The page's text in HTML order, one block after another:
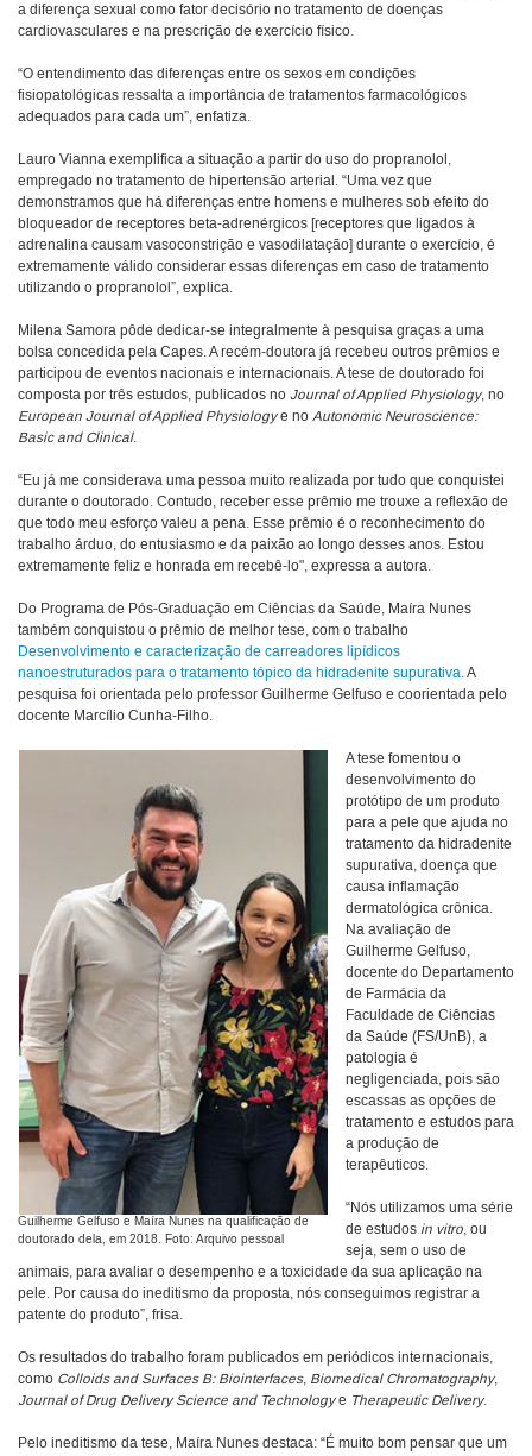
a diferença sexual como fator decisório no tratamento de doenças
cardiovasculares e na prescrição de exercício físico.
“O entendimento das diferenças entre os sexos em condições
fisiopatológicas ressalta a importância de tratamentos farmacológicos
adequados para cada um”, enfatiza.
Lauro Vianna exemplifica a situação a partir do uso do propranolol,
empregado no tratamento de hipertensão arterial. “Uma vez que
demonstramos que há diferenças entre homens e mulheres sob efeito do
bloqueador de receptores beta-adrenérgicos [receptores que ligados à
adrenalina causam vasoconstrição e vasodilatação] durante o exercício, é
extremamente válido considerar essas diferenças em caso de tratamento
utilizando o propranolol”, explica.
Milena Samora pôde dedicar-se integralmente à pesquisa graças a uma
bolsa concedida pela Capes. A recém-doutora já recebeu outros prêmios e
participou de eventos nacionais e internacionais. A tese de doutorado foi
composta por três estudos, publicados no Journal of Applied Physiology, no
European Journal of Applied Physiologye no Autonomic Neuroscience:
Basic and Clinical.
“Eu já me considerava uma pessoa muito realizada por tudo que conquistei
durante o doutorado. Contudo, receber esse prêmio me trouxe a reflexão de
que todo meu esforço valeu a pena. Esse prêmio é o reconhecimento do
trabalho árduo, do entusiasmo e da paixão ao longo desses anos. Estou
extremamente feliz e honrada em recebê-lo", expressa a autora.
Do Programa de Pós-Graduação em Ciências da Saúde, Maíra Nunes
também conquistou o prêmio de melhor tese, com o trabalho
Desenvolvimento e caracterização de carreadores lipídicos
nanoestruturados para o tratamento tópico da hidradenite supurativa. A
pesquisa foi orientada pelo professor Guilherme Gelfuso e coorientada pelo
docente Marcílio Cunha-Filho.
Guilherme Gelfuso e Maíra Nunes na qualificação de
doutorado dela, em 2018. Foto: Arquivo pessoal
A tese fomentou o
desenvolvimento do
protótipo de um produto
para a pele que ajuda no
tratamento da hidradenite
supurativa, doença que
causa inflamação
dermatológica crônica.
Na avaliação de
Guilherme Gelfuso,
docente do Departamento
de Farmácia da
Faculdade de Ciências
da Saúde (FS/UnB), a
patologia é
negligenciada, pois são
escassas as opções de
tratamento e estudos para
a produção de
terapêuticos.
“Nós utilizamos uma série
de estudos in vitro, ou
seja, sem o uso de
animais, para avaliar o desempenho e a toxicidade da sua aplicação na
pele. Por causa do ineditismo da proposta, nós conseguimos registrar a
patente do produto”, frisa.
Os resultados do trabalho foram publicados em periódicos internacionais,
como Colloids and Surfaces B: Biointerfaces, Biomedical Chromatography,
Journal of Drug Delivery Science and Technologye Therapeutic Delivery.
Pelo ineditismo da tese, Maíra Nunes destaca: “É muito bom pensar que um